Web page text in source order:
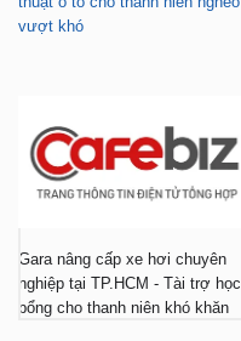
vượt khó
Gara nâng cấp xe hơi chuyên
nghiệp tại TP.HCM - Tài trợ học
bổng cho thanh niên khó khăn